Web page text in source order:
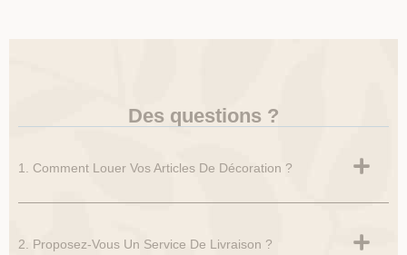
Des questions ?
1. Comment Louer Vos Articles De Décoration ?
2. Proposez-Vous Un Service De Livraison ?